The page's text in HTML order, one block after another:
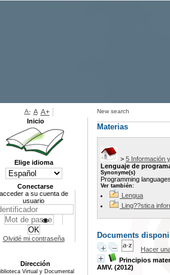
New search
Materias
> 5 Información
Lenguaje de
Synonyme(s)
Programming languages
Ver también:
Lengua
Ling??stica
Documents
Hacer
Principios
AMV. (2012)
A- A A+
Inicio
Elige idioma
Conectarse
acceder a su cuenta de
usuario
Olvidé mi contraseña
Dirección
Virtual y Documental